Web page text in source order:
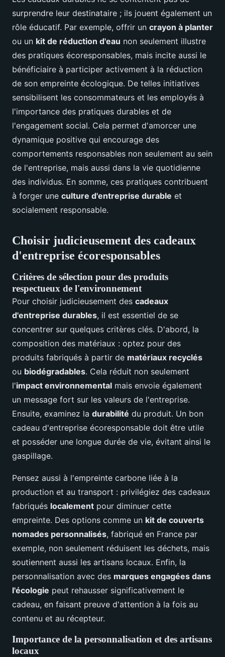
surprendre leur destinataire ; ils jouent également un
rôle éducatif. Par exemple, offrir un crayon à planter
ou un kit de réduction d'eau non seulement illustre
des pratiques écoresponsables, mais incite aussi le
bénéficiaire à participer activement à la réduction
de son empreinte écologique. De telles initiatives
sensibilisent les consommateurs et les employés à
l'importance des pratiques durables et de
l'engagement social. Cela permet d'amorcer une
dynamique positive qui encourage des
comportements responsables non seulement au sein
de l'entreprise, mais aussi dans la vie quotidienne
des individus. En somme, ces pratiques contribuent
à forger une culture d'entreprise durable et
socialement responsable.
Choisir judicieusement des cadeaux
d'entreprise écoresponsables
Critères de sélection pour des produits
respectueux de l'environnement
Pour choisir judicieusement des cadeaux
d'entreprise durables, il est essentiel de se
concentrer sur quelques critères clés. D'abord, la
composition des matériaux : optez pour des
produits fabriqués à partir de matériaux recyclés
ou biodégradables. Cela réduit non seulement
l'impact environnemental mais envoie également
un message fort sur les valeurs de l'entreprise.
Ensuite, examinez la durabilité du produit. Un bon
cadeau d'entreprise écoresponsable doit être utile
et posséder une longue durée de vie, évitant ainsi le
gaspillage.
Pensez aussi à l'empreinte carbone liée à la
production et au transport : privilégiez des cadeaux
fabriqués localement pour diminuer cette
empreinte. Des options comme un kit de couverts
nomades personnalisés, fabriqué en France par
exemple, non seulement réduisent les déchets, mais
soutiennent aussi les artisans locaux. Enfin, la
personnalisation avec des marques engagées dans
l'écologie peut rehausser significativement le
cadeau, en faisant preuve d'attention à la fois au
contenu et au récepteur.
Importance de la personnalisation et des artisans
locaux